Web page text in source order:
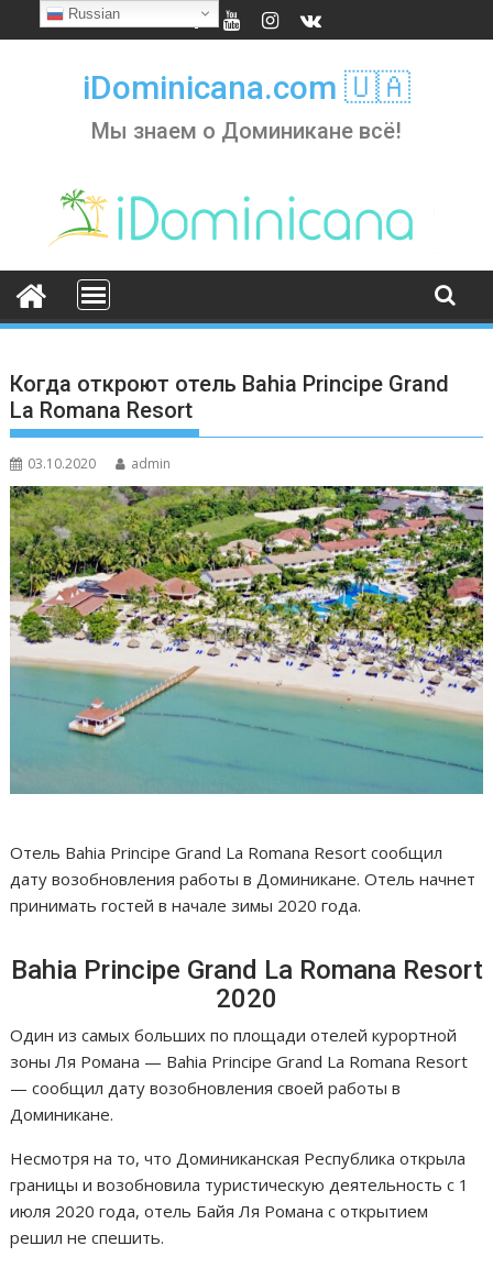
to
iDominicana.com 🇺🇦
Мы знаем о Доминикане всё!
Когда откроют отель Bahia Principe Grand
La Romana Resort
03.10.2020 admin
Отель Bahia Principe Grand La Romana Resort сообщил
дату возобновления работы в Доминикане. Отель начнет
принимать гостей в начале зимы 2020 года.
Bahia Principe Grand La Romana Resort
2020
Один из самых больших по площади отелей курортной
зоны Ля Романа — Bahia Principe Grand La Romana Resort
— сообщил дату возобновления своей работы в
Доминикане.
Несмотря на то, что Доминиканская Республика открыла
границы и возобновила туристическую деятельность с 1
июля 2020 года, отель Байя Ля Романа с открытием
решил не спешить.
Russian